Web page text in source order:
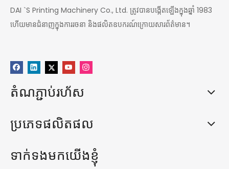
DAI `S Printing Machinery Co., Ltd. ត្រូវបានបង្កើតឡើងក្នុងឆ្នាំ 1983
ហើយមានជំនាញក្នុងការរចនា និងផលិតឧបករណ៍ក្រោយសារព័ត៌មាន។
តំណភ្ជាប់រហ័ស
ប្រភេទផលិតផល
ទាក់ទងមកយើងខ្ញុំ